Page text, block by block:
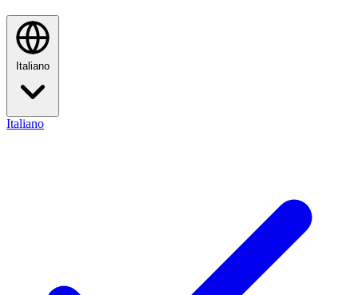
Italiano
Italiano